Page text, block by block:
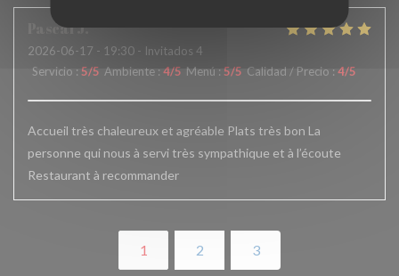
PascalJ
2026-06-17 - 19:30 - Invitados 4
Servicio :5/5 Ambiente :4/5 Menú :5/5 Calidad / Precio : 4/5
Accueil très chaleureux et agréable Plats très bon La
personne qui nous à servi très sympathique et à l’écoute
Restaurant à recommander
1 2 3